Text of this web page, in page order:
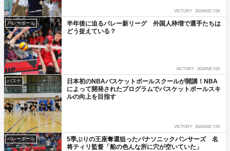
VICTORY 2024/6/22 7:00
バレーボール
半年後に迫るバレー新リーグ 外国人枠増で選手たちは
どう捉えている？
VICTORY 2024/5/8 7:00
バスケ
日本初のNBAバスケットボールスクールが開講！NBA
によって開発されたプログラムでバスケットボールスキ
ルの向上を目指す
VICTORY 2024/4/22 7:00
バレーボール
5季ぶりの王座奪還狙ったパナソニックパンサーズ 名
将ティリ監督「船の色んな所に穴が空いていた」